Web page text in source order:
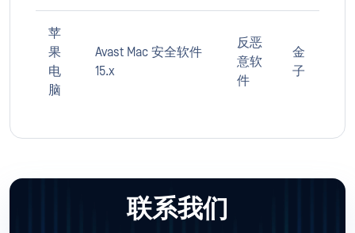
苹
果
电
脑
Avast Mac 安全软件
15.x
反恶
意软
件
金
子
联系我们